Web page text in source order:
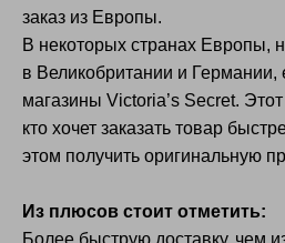
заказ из Европы.
В некоторых странах Европы,
в Великобритании и
магазины Victoria’s Secret.
кто хочет заказать товар
этом получить оригинальную
Из плюсов стоит отметить:
Более быструю доставку, чем